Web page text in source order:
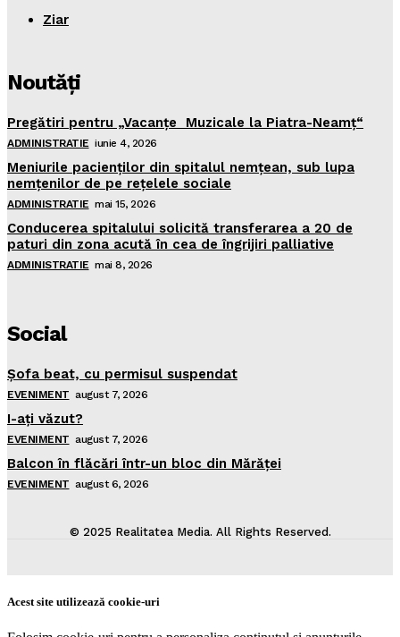
Ziar
Noutăţi
Pregătiri pentru „Vacanţe Muzicale la Piatra-Neamţ“
ADMINISTRATIE iunie 4, 2026
Meniurile pacienţilor din spitalul nemţean, sub lupa
nemţenilor de pe reţelele sociale
ADMINISTRATIE mai 15, 2026
Conducerea spitalului solicită transferarea a 20 de
paturi din zona acută în cea de îngrijiri palliative
ADMINISTRATIE mai 8, 2026
Social
Şofa beat, cu permisul suspendat
EVENIMENT august 7, 2026
I-aţi văzut?
EVENIMENT august 7, 2026
Balcon în flăcări într-un bloc din Mărăţei
EVENIMENT august 6, 2026
© 2025 Realitatea Media. All Rights Reserved.
Acest site utilizează cookie-uri